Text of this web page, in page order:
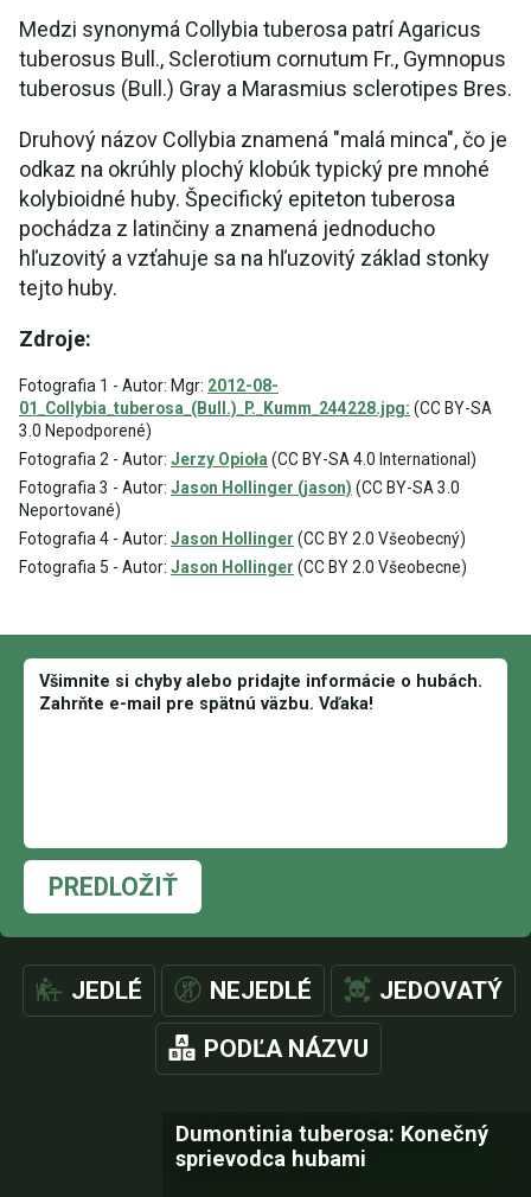
Medzi synonymá Collybia tuberosa patrí Agaricus
tuberosus Bull., Sclerotium cornutum Fr., Gymnopus
tuberosus (Bull.) Gray a Marasmius sclerotipes Bres.
Druhový názov Collybia znamená "malá minca", čo je
odkaz na okrúhly plochý klobúk typický pre mnohé
kolybioidné huby. Špecifický epiteton tuberosa
pochádza z latinčiny a znamená jednoducho
hľuzovitý a vzťahuje sa na hľuzovitý základ stonky
tejto huby.
Zdroje:
Fotografia 1 - Autor: Mgr: 2012-08-
01_Collybia_tuberosa_(Bull.)_P._Kumm_244228.jpg: (CC BY-SA
3.0 Nepodporené)
Fotografia 2 - Autor: Jerzy Opioła (CC BY-SA 4.0 International)
Fotografia 3 - Autor: Jason Hollinger (jason) (CC BY-SA 3.0
Neportované)
Fotografia 4 - Autor: Jason Hollinger (CC BY 2.0 Všeobecný)
Fotografia 5 - Autor: Jason Hollinger (CC BY 2.0 Všeobecne)
PREDLOŽIŤ
JEDLÉ NEJEDLÉ JEDOVATÝ
PODĽA NÁZVU
Dumontinia tuberosa: Konečný
sprievodca hubami